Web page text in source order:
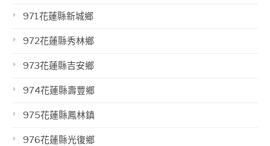
971花蓮縣新城鄉
972花蓮縣秀林鄉
973花蓮縣吉安鄉
974花蓮縣壽豐鄉
975花蓮縣鳳林鎮
976花蓮縣光復鄉